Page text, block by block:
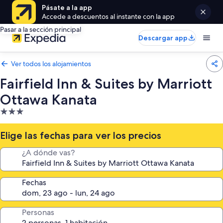
Pásate a la app
Accede a descuentos al instante con la app
Pasar a la sección principal
Descargar app
Ver todos los alojamientos
Fairfield Inn & Suites by Marriott
Ottawa Kanata
Alojamiento
de
3.0 estrellas
Elige las fechas para ver los precios
¿A dónde vas?
Fechas
Personas